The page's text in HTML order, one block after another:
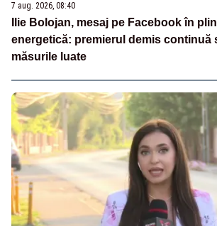
7 aug. 2026, 08:40
Ilie Bolojan, mesaj pe Facebook în
energetică: premierul demis continuă
măsurile luate